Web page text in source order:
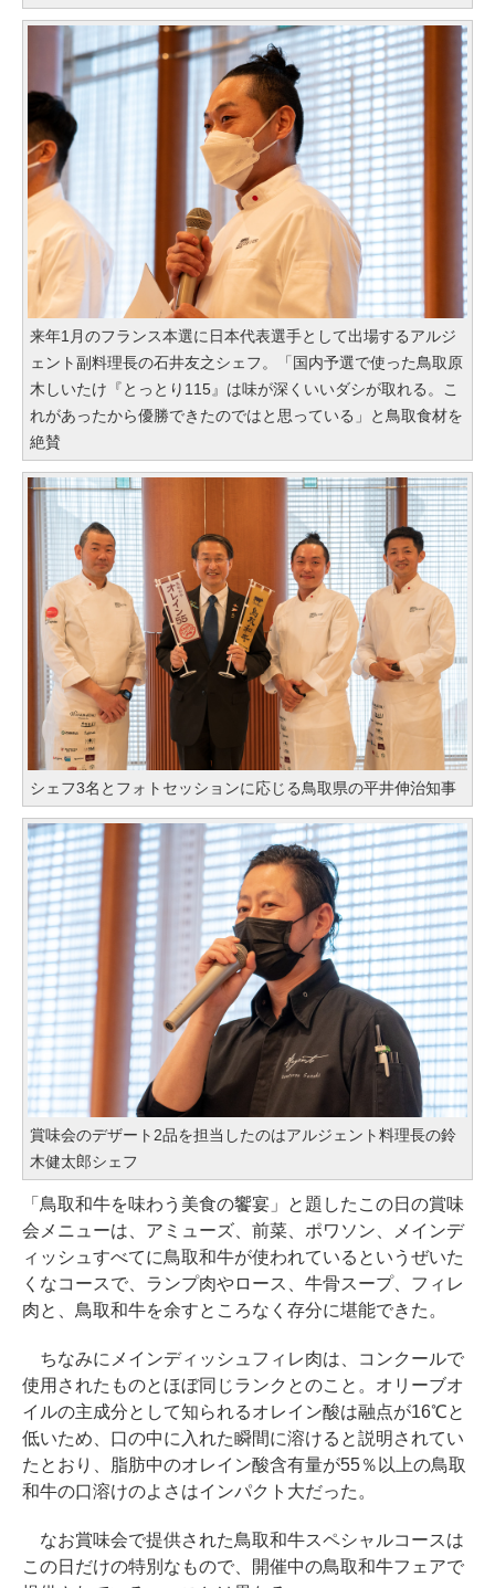
来年1月のフランス本選に日本代表選手として出場するアルジ
ェント副料理長の石井友之シェフ。「国内予選で使った鳥取原
木しいたけ『とっとり115』は味が深くいいダシが取れる。こ
れがあったから優勝できたのではと思っている」と鳥取食材を
絶賛
シェフ3名とフォトセッションに応じる鳥取県の平井伸治知事
賞味会のデザート2品を担当したのはアルジェント料理長の鈴
木健太郎シェフ
「鳥取和牛を味わう美食の饗宴」と題したこの日の賞味
会メニューは、アミューズ、前菜、ポワソン、メインデ
ィッシュすべてに鳥取和牛が使われているというぜいた
くなコースで、ランプ肉やロース、牛骨スープ、フィレ
肉と、鳥取和牛を余すところなく存分に堪能できた。
ちなみにメインディッシュフィレ肉は、コンクールで
使用されたものとほぼ同じランクとのこと。オリーブオ
イルの主成分として知られるオレイン酸は融点が16℃と
低いため、口の中に入れた瞬間に溶けると説明されてい
たとおり、脂肪中のオレイン酸含有量が55％以上の鳥取
和牛の口溶けのよさはインパクト大だった。
なお賞味会で提供された鳥取和牛スペシャルコースは
この日だけの特別なもので、開催中の鳥取和牛フェアで